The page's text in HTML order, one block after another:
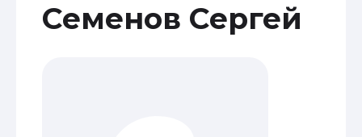
Семенов Сергей